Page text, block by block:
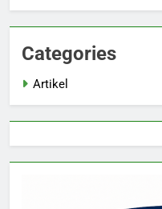
Categories
Artikel